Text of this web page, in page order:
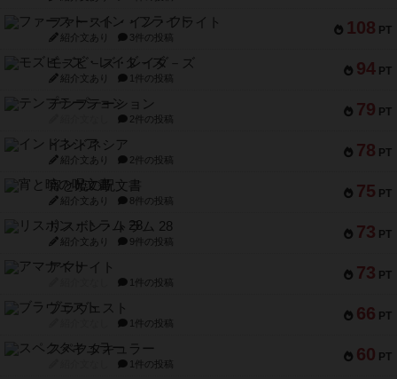
108 PT
ファースト・イン・フライト
紹介文あり 3件の投稿
94 PT
モズビ－ズ・レイダ－ズ
紹介文あり 1件の投稿
79 PT
テンプテーション
2件の投稿
78 PT
インドネシア
紹介文あり 2件の投稿
75 PT
宵と暁の呪文書
紹介文あり 8件の投稿
73 PT
リスボン・トラム 28
紹介文あり 9件の投稿
73 PT
アマナイト
1件の投稿
66 PT
ブラヴェスト
1件の投稿
60 PT
スペクタキュラー
1件の投稿